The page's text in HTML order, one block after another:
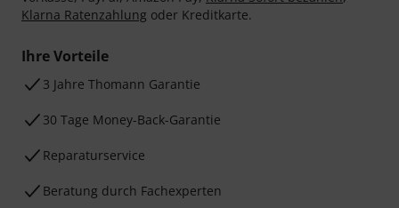
Klarna Ratenzahlung oder Kreditkarte.
Ihre Vorteile
3 Jahre Thomann Garantie
30 Tage Money-Back-Garantie
Reparaturservice
Beratung durch Fachexperten